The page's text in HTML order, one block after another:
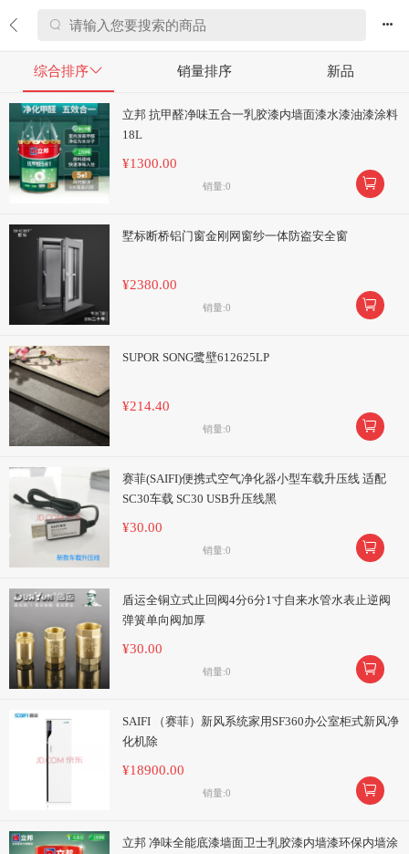
 
综合排序 销量排序 新品
立邦 抗甲醛净味五合一乳胶漆内墙面漆水漆油漆涂料
18L
¥1300.00
销量:0 
墅标断桥铝门窗金刚网窗纱一体防盗安全窗
¥2380.00
销量:0 
SUPOR SONG鹭壁612625LP
¥214.40
销量:0 
赛菲(SAIFI)便携式空气净化器小型车载升压线 适配
SC30车载 SC30 USB升压线黑
¥30.00
销量:0 
盾运全铜立式止回阀4分6分1寸自来水管水表止逆阀
弹簧单向阀加厚
¥30.00
销量:0 
SAIFI （赛菲）新风系统家用SF360办公室柜式新风净
化机除
¥18900.00
销量:0 
立邦 净味全能底漆墙面卫士乳胶漆内墙漆环保内墙涂